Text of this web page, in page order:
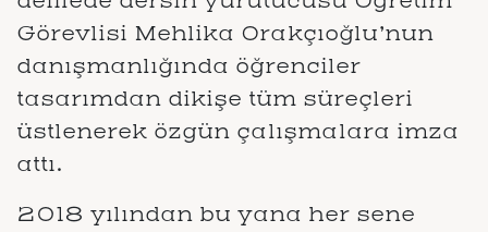
Görevlisi Mehlika Orakçıoğlu’nun
danışmanlığında öğrenciler
tasarımdan dikişe tüm süreçleri
üstlenerek özgün çalışmalara imza
attı.
2018 yılından bu yana her sene